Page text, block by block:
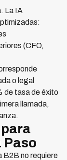
La IA
(CFO,
o legal
de tasa de éxito
llamada,
Paso
B2B no requiere